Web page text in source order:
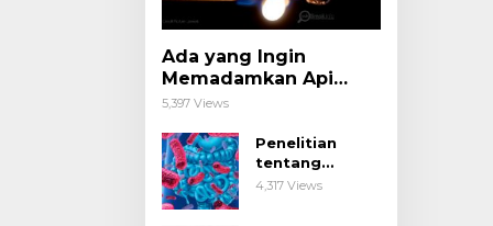
Ada yang Ingin
Memadamkan Api
Impianmu!
5,397 Views
Penelitian
tentang
Probiotik
4,317 Views